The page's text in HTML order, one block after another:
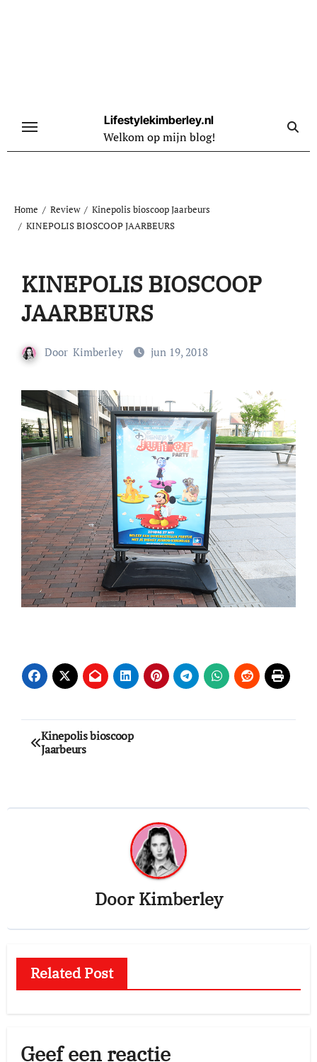
Lifestylekimberley.nl
Welkom op mijn blog!
Home Review
Kinepolis bioscoop Jaarbeurs
KINEPOLIS BIOSCOOP JAARBEURS
KINEPOLIS BIOSCOOP
JAARBEURS
Door Kimberley jun 19, 2018
Bericht
navigatie
Kinepolis bioscoop
Jaarbeurs
DoorKimberley
Related Post
Geef een reactie